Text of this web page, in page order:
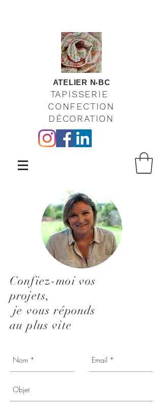
ATELIER N•BC
TAPISSERIE
CONFECTION
DÉCORATION
Confiez-moi vos
projets,
je vous réponds
au plus vite